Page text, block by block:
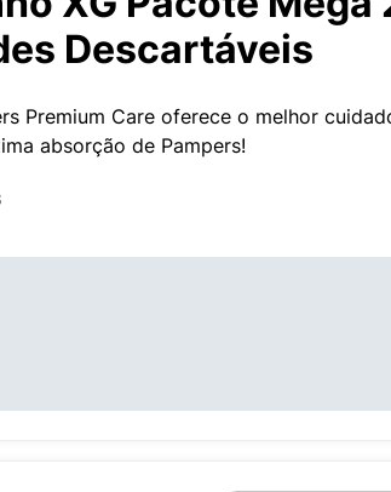
Descartáveis
Premium Care oferece o melhor
absorção de Pampers!